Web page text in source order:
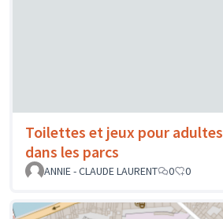
Toilettes et jeux pour adultes
dans les parcs
ANNIE - CLAUDE LAURENT
0 0